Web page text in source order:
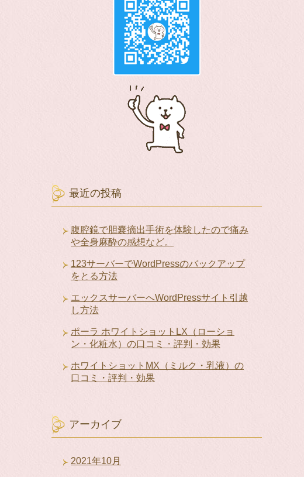
最近の投稿
腹腔鏡で胆嚢摘出手術を体験したので痛み
や全身麻酔の感想など。
123サーバーでWordPressのバックアップ
をとる方法
エックスサーバーへWordPressサイト引越
し方法
ポーラ ホワイトショットLX（ローショ
ン・化粧水）の口コミ・評判・効果
ホワイトショットMX（ミルク・乳液）の
口コミ・評判・効果
アーカイブ
2021年10月